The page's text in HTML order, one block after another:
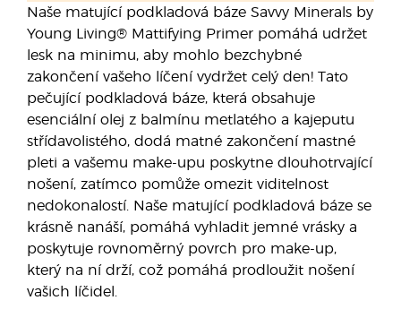
Naše matující podkladová báze Savvy Minerals by
Young Living® Mattifying Primer pomáhá udržet
lesk na minimu, aby mohlo bezchybné
zakončení vašeho líčení vydržet celý den! Tato
pečující podkladová báze, která obsahuje
esenciální olej z balmínu metlatého a kajeputu
střídavolistého, dodá matné zakončení mastné
pleti a vašemu make-upu poskytne dlouhotrvající
nošení, zatímco pomůže omezit viditelnost
nedokonalostí. Naše matující podkladová báze se
krásně nanáší, pomáhá vyhladit jemné vrásky a
poskytuje rovnoměrný povrch pro make-up,
který na ní drží, což pomáhá prodloužit nošení
vašich líčidel.